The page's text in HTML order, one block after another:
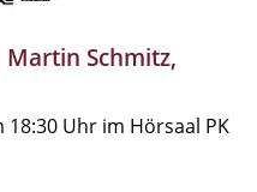
Schmitz,
18:30 Uhr im Hörsaal PK